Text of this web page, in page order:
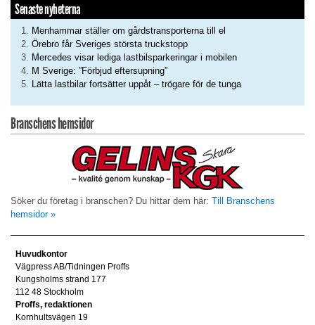
Senaste nyheterna
Menhammar ställer om gårdstransporterna till el
Örebro får Sveriges största truckstopp
Mercedes visar lediga lastbilsparkeringar i mobilen
M Sverige: ”Förbjud eftersupning”
Lätta lastbilar fortsätter uppåt – trögare för de tunga
Branschens hemsidor
Söker du företag i branschen? Du hittar dem här: Till Branschens
hemsidor »
Huvudkontor
Vägpress AB/Tidningen Proffs
Kungsholms strand 177
112 48 Stockholm
Proffs, redaktionen
Kornhultsvägen 19